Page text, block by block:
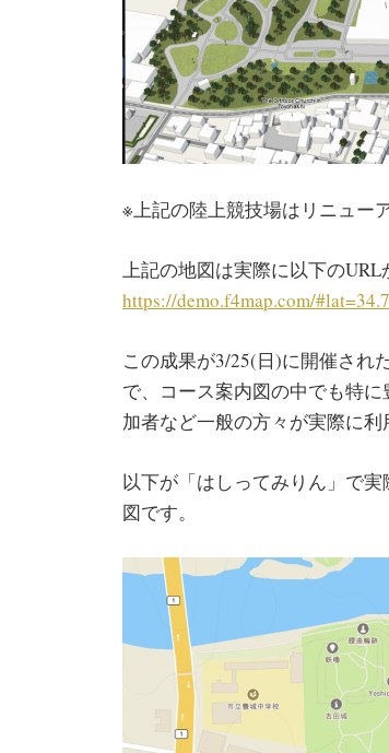
※上記の陸上競技場はリニュー
上記の地図は実際に以下のURL
https://demo.f4map.com/
この成果が3/25(日)に開催され
で、コース案内図の中でも特
加者など一般の方々が実際に
以下が「はしってみりん」で
図です。